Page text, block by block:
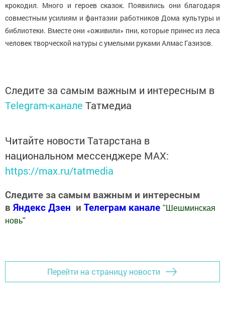
крокодил. Много и героев сказок. Появились они благодаря
совместным усилиям и фантазии работников Дома культуры и
библиотеки. Вместе они «оживили» пни, которые принес из леса
человек творческой натуры с умелыми руками Алмас Газизов.
Следите за самым важным и интересным в
Telegram-канале Татмедиа
Читайте новости Татарстана в
национальном мессенджере MАХ:
https://max.ru/tatmedia
Следите за самым важным и интересным
в Яндекс Дзен и Телеграм канале " Шешминская
новь"
Перейти на страницу новости